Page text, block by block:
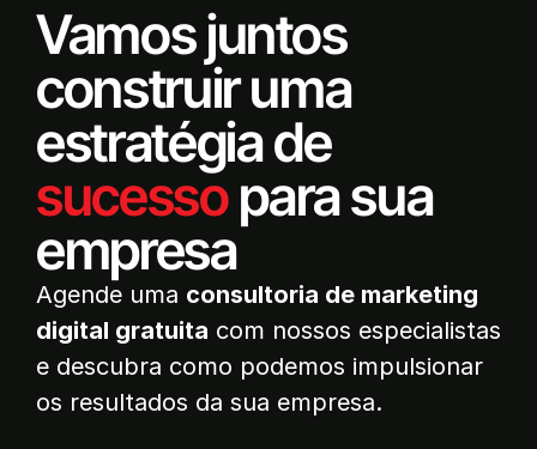
Vamos juntos
construir uma
estratégia de
sucessopara sua
empresa
Agende uma consultoria de marketing
digital gratuita com nossos especialistas
e descubra como podemos impulsionar
os resultados da sua empresa.